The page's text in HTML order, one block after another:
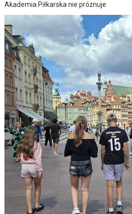
Akademia Piłkarska nie próżnuje